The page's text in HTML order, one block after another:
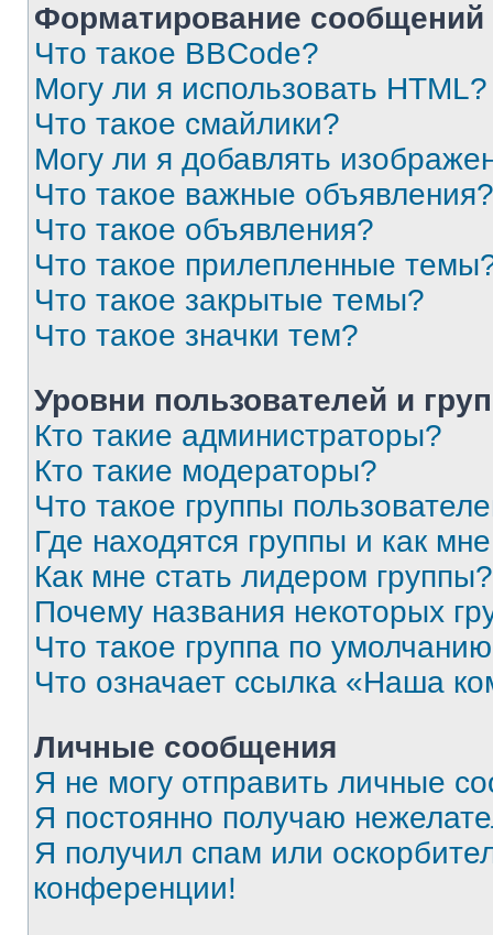
Форматирование
Что такое BBCode?
Могу ли я использовать HTML?
Что такое смайлики?
Могу ли я добавлять
Что такое важные объявления?
Что такое объявления?
Что такое прилепленные
Что такое закрытые темы?
Что такое значки тем?
Уровни пользователей и
Кто такие администраторы?
Кто такие модераторы?
Что такое группы
Где находятся группы и как
Как мне стать лидером группы?
Почему названия некоторых
Что такое группа по
Что означает ссылка «Наша
Личные сообщения
Я не могу отправить личные
Я постоянно получаю
Я получил спам или
конференции!